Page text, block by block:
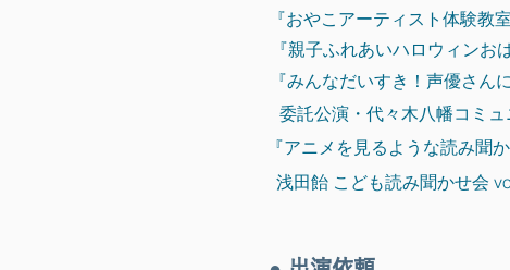
『おやこアーティスト体験教
『親子ふれあいハロウィン
『みんなだいすき！声優さ
委託公演・代々木八幡コミ
『アニメを見るような読み聞
浅田飴 こども読み聞かせ会